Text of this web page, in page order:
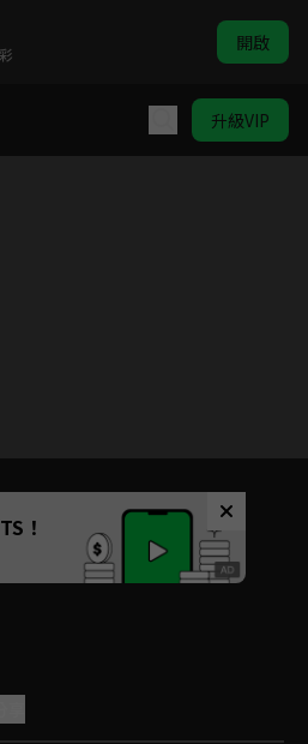
開啟
升級VIP
！